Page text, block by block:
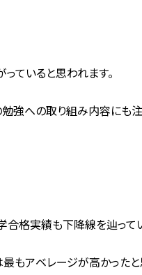
ていると思われます。
強への取り組み内容にも
合格実績も下降線を辿って
もアベレージが高かったと